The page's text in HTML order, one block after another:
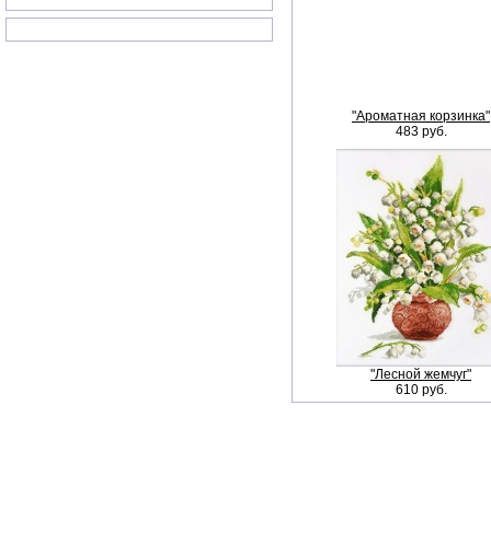
"Ароматная корзинка"
483 руб.
"Лесной жемчуг"
610 руб.